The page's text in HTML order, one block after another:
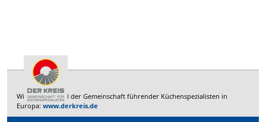
Wir sind Mitglied der Gemeinschaft führender Küchenspezialisten in
Europa: www.derkreis.de